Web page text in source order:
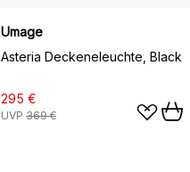
Umage
Asteria Deckeneleuchte, Black
295 €
UVP 369 €